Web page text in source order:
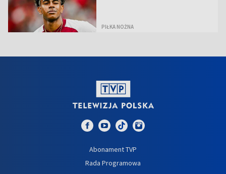
PIŁKA NOŻNA
Abonament TVP
Rada Programowa